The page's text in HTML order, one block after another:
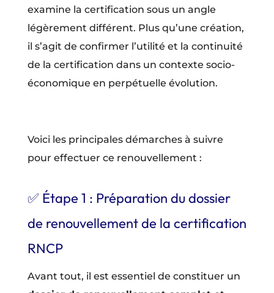
examine la certification sous un angle
légèrement différent. Plus qu’une création,
il s’agit de confirmer l’utilité et la continuité
de la certification dans un contexte socio-
économique en perpétuelle évolution.
Voici les principales démarches à suivre
pour effectuer ce renouvellement :
✅ Étape 1 : Préparation du dossier
de renouvellement de la certification
RNCP
Avant tout, il est essentiel de constituer un